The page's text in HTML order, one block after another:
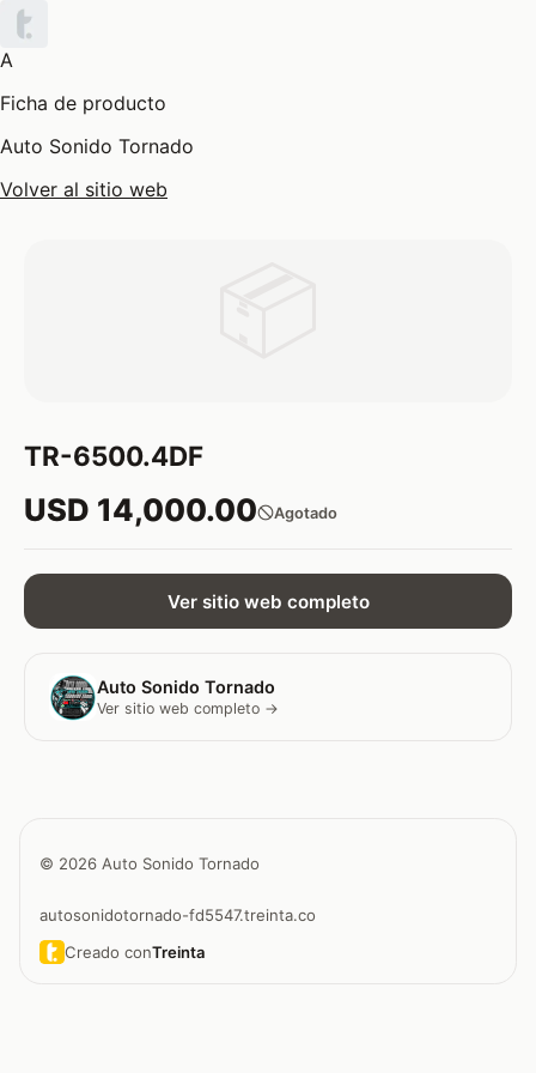
A
Ficha de producto
Auto Sonido Tornado
Volver al sitio web
TR-6500.4DF
USD 14,000.00 Agotado
Ver sitio web completo
Auto Sonido Tornado
Ver sitio web completo →
© 2026 Auto Sonido Tornado
autosonidotornado-fd5547.treinta.co
Creado conTreinta